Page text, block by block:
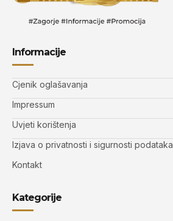
Informacije
Cjenik oglašavanja
Impressum
Uvjeti korištenja
Izjava o privatnosti i sigurnosti podataka
Kontakt
Kategorije